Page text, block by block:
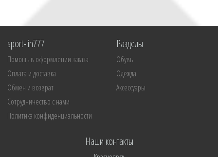
sport-lin777
Помощь в оформлении заказа
Оплата и доставка
Обмен и возврат
Сотрудничество с нами
Политика конфиденциальности
Разделы
Обувь
Одежда
Аксессуары
Наши контакты